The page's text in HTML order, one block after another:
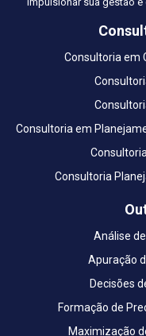
Consultoria em
Consultoria em
Consultoria
Análise
Apuração
Decisões
Formação de
Maximização